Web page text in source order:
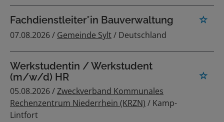
Fachdienstleiter*in Bauverwaltung
07.08.2026 / Gemeinde Sylt/ Deutschland
Werkstudentin / Werkstudent
(m/w/d) HR
05.08.2026 /Zweckverband Kommunales
Rechenzentrum Niederrhein (KRZN) / Kamp-
Lintfort